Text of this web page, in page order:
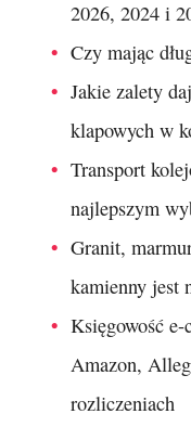
2026, 2024 i
Czy mając
Jakie zalety
klapowych w
Transport
najlepszym
Granit,
kamienny jest
Księgowość e-
Amazon,
rozliczeniach